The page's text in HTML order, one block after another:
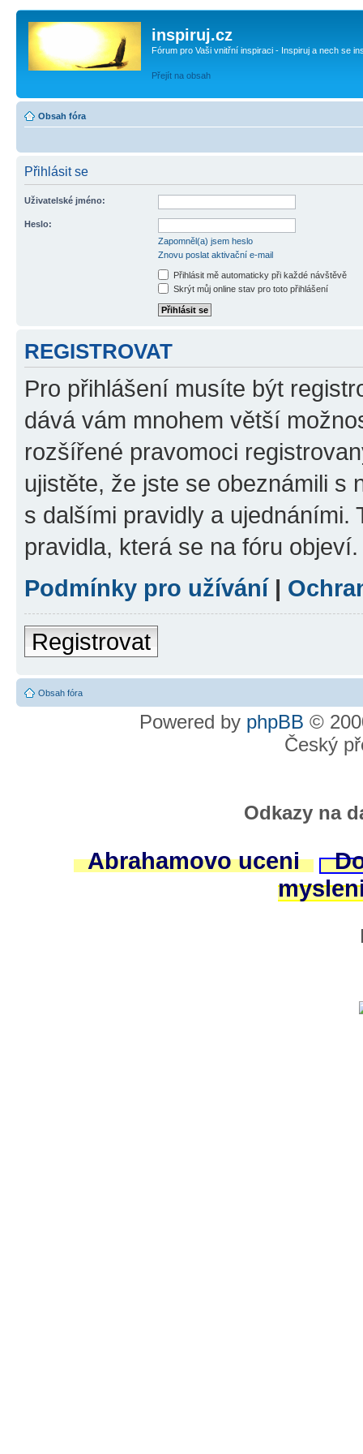
inspiruj.cz
Fórum pro Vaši vnitřní inspiraci - Inspiruj a nech se
Přejít na obsah
Obsah fóra
Přihlásit se
Uživatelské jméno:
Heslo:
Zapomněl(a) jsem heslo
Znovu poslat aktivační e-mail
Přihlásit mě automaticky při každé návštěvě
Skrýt můj online stav pro toto přihlášení
REGISTROVAT
Pro přihlášení musíte být
dává vám mnohem větší
rozšířené pravomoci
ujistěte, že jste se obeznámili s
s dalšími pravidly a ujednáními.
pravidla, která se na fóru objeví.
Podmínky pro užívání|
Registrovat
Obsah fóra
Powered by phpBB ©
Český
Odkazy na
Abrahamovo uceni